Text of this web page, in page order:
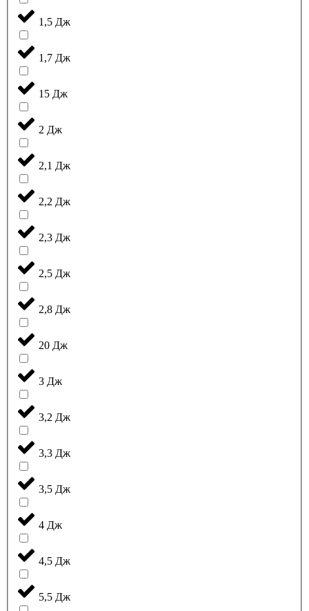
1,5 Дж
1,7 Дж
15 Дж
2 Дж
2,1 Дж
2,2 Дж
2,3 Дж
2,5 Дж
2,8 Дж
20 Дж
3 Дж
3,2 Дж
3,3 Дж
3,5 Дж
4 Дж
4,5 Дж
5,5 Дж